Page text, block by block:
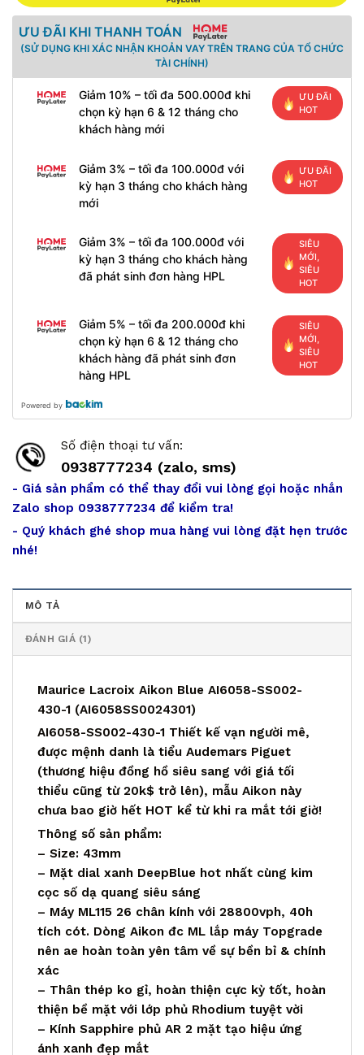
ƯU ĐÃI KHI THANH TOÁN
(SỬ DỤNG KHI XÁC NHẬN KHOẢN VAY TRÊN TRANG CỦA TỔ CHỨC
TÀI CHÍNH)
Giảm 10% – tối đa 500.000đ khi
chọn kỳ hạn 6 & 12 tháng cho
khách hàng mới
ƯU ĐÃI
HOT
Giảm 3% – tối đa 100.000đ với
kỳ hạn 3 tháng cho khách hàng
mới
ƯU ĐÃI
HOT
Giảm 3% – tối đa 100.000đ với
kỳ hạn 3 tháng cho khách hàng
đã phát sinh đơn hàng HPL
SIÊU
MỚI,
SIÊU
HOT
Giảm 5% – tối đa 200.000đ khi
chọn kỳ hạn 6 & 12 tháng cho
khách hàng đã phát sinh đơn
hàng HPL
SIÊU
MỚI,
SIÊU
HOT
Powered by
Số điện thoại tư vấn:
0938777234 (zalo, sms)
- Giá sản phẩm có thể thay đổi vui lòng gọi hoặc nhắn
Zalo shop 0938777234 để kiểm tra!
- Quý khách ghé shop mua hàng vui lòng đặt hẹn trước
nhé!
MÔ TẢ
ĐÁNH GIÁ (1)
Maurice Lacroix Aikon Blue AI6058-SS002-
430-1 (AI6058SS0024301)
AI6058-SS002-430-1 Thiết kế vạn người mê,
được mệnh danh là tiểu Audemars Piguet
(thương hiệu đồng hồ siêu sang với giá tối
thiểu cũng từ 20k$ trở lên), mẫu Aikon này
chưa bao giờ hết HOT kể từ khi ra mắt tới giờ!
Thông số sản phẩm:
– Size: 43mm
– Mặt dial xanh DeepBlue hot nhất cùng kim
cọc số dạ quang siêu sáng
– Máy ML115 26 chân kính với 28800vph, 40h
tích cót. Dòng Aikon đc ML lắp máy Topgrade
nên ae hoàn toàn yên tâm về sự bền bỉ & chính
xác
– Thân thép ko gỉ, hoàn thiện cực kỳ tốt, hoàn
thiện bề mặt với lớp phủ Rhodium tuyệt vời
– Kính Sapphire phủ AR 2 mặt tạo hiệu ứng
ánh xanh đẹp mắt